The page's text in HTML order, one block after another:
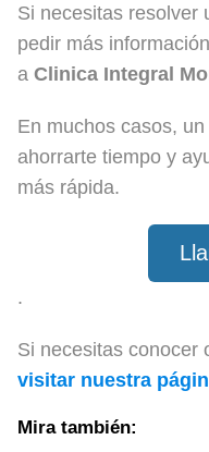
Si necesitas resolver
pedir más
a Clinica Integral
En muchos casos,
ahorrarte tiempo y
más rápida.
.
Si necesitas conocer
visitar nuestra
Mira también: